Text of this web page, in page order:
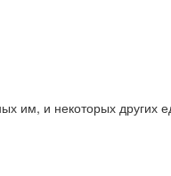
им, и некоторых других